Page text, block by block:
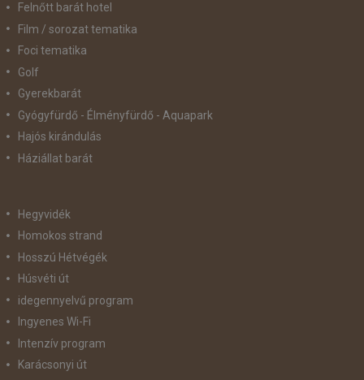
Felnőtt barát hotel
Film / sorozat tematika
Foci tematika
Golf
Gyerekbarát
Gyógyfürdő - Élményfürdő - Aquapark
Hajós kirándulás
Háziállat barát
Hegyvidék
Homokos strand
Hosszú Hétvégék
Húsvéti út
idegennyelvű program
Ingyenes Wi-Fi
Intenzív program
Karácsonyi út